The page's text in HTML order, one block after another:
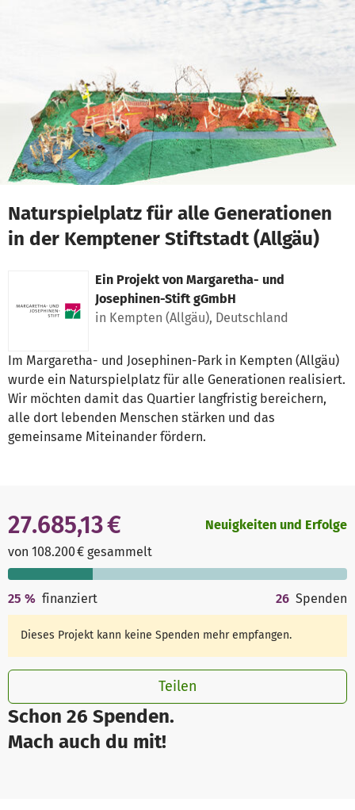
Zum Hauptinhalt springen
Erklärung zur Barrierefreiheit anzeigen
Naturspielplatz für alle Generationen
in der Kemptener Stiftstadt (Allgäu)
Ein Projekt von Margaretha- und
Josephinen-Stift gGmbH
in Kempten (Allgäu), Deutschland
Im Margaretha- und Josephinen-Park in Kempten (Allgäu)
wurde ein Naturspielplatz für alle Generationen realisiert.
Wir möchten damit das Quartier langfristig bereichern,
alle dort lebenden Menschen stärken und das
gemeinsame Miteinander fördern.
Schon 26 Spenden.
Mach auch du mit!
27.685,13 €
von 108.200 € gesammelt
Neuigkeiten und Erfolge
25 % finanziert 26 Spenden
Dieses Projekt kann keine Spenden mehr empfangen.
Teilen